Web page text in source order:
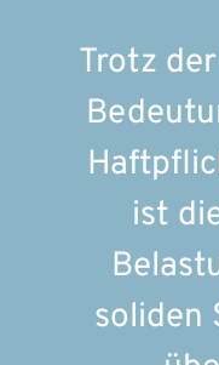
Trotz
ist
soliden